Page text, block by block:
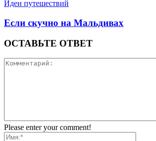
Идеи путешествий
Если скучно на Мальдивах
ОСТАВЬТЕ ОТВЕТ
Please enter your comment!